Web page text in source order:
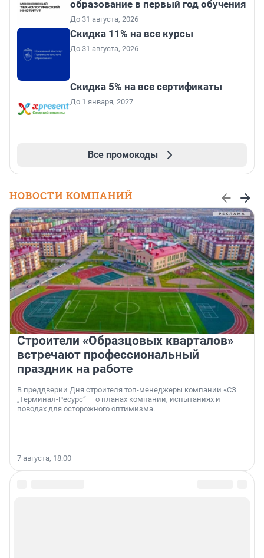
образование в первый год обучения
До 31 августа, 2026
Скидка 11% на все курсы
До 31 августа, 2026
Скидка 5% на все сертификаты
До 1 января, 2027
Все промокоды
НОВОСТИ КОМПАНИЙ
Строители «Образцовых кварталов»
встречают профессиональный
праздник на работе
В преддверии Дня строителя топ-менеджеры компании «СЗ
„Терминал-Ресурс“ — о планах компании, испытаниях и
поводах для осторожного оптимизма.
7 августа, 18:00